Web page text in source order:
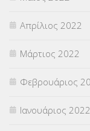
Απρίλιος 2022
Μάρτιος 2022
Φεβρουάριος
Ιανουάριος 2022